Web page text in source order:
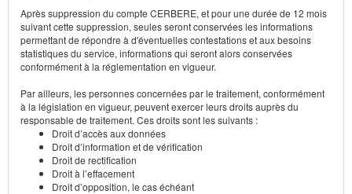
Après suppression du compte CERBERE, et pour une durée de 12 mois
suivant cette suppression, seules seront conservées les informations
permettant de répondre à d'éventuelles contestations et aux besoins
statistiques du service, informations qui seront alors conservées
conformément à la réglementation en vigueur.
Par ailleurs, les personnes concernées par le traitement, conformément
à la législation en vigueur, peuvent exercer leurs droits auprès du
responsable de traitement. Ces droits sont les suivants :
Droit d’accès aux données
Droit d’information et de vérification
Droit de rectification
Droit à l’effacement
Droit d’opposition, le cas échéant